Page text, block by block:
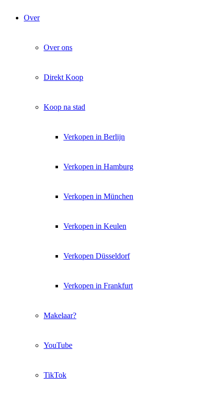
Over
Over ons
Direkt Koop
Koop na stad
Verkopen in Berlijn
Verkopen in Hamburg
Verkopen in München
Verkopen in Keulen
Verkopen Düsseldorf
Verkopen in Frankfurt
Makelaar?
YouTube
TikTok